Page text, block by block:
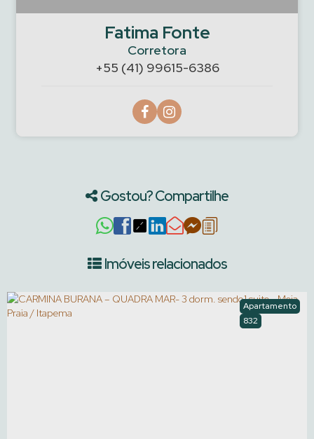
Fatima Fonte
+55 (41) 99615-6386
Corretora
Gostou? Compartilhe
Imóveis relacionados
832
Apartamento